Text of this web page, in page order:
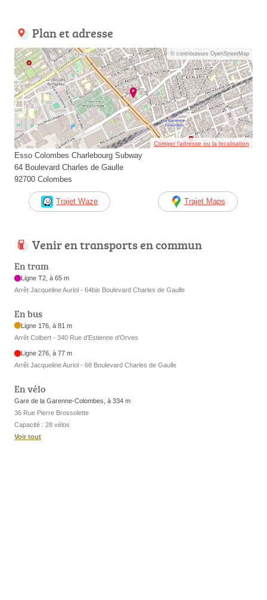
Plan et adresse
© contributeurs OpenStreetMap
Corriger l’adresse ou la localisation
Esso Colombes Charlebourg Subway
64 Boulevard Charles de Gaulle
92700 Colombes
Trajet Waze Trajet Maps
Venir en transports en commun
En tram
Ligne T2, à 65 m
Arrêt Jacqueline Auriol - 64bis Boulevard Charles de Gaulle
En bus
Ligne 176, à 81 m
Arrêt Colbert - 340 Rue d’Estienne d’Orves
Ligne 276, à 77 m
Arrêt Jacqueline Auriol - 68 Boulevard Charles de Gaulle
En vélo
Gare de la Garenne-Colombes, à 334 m
36 Rue Pierre Brossolette
Capacité : 28 vélos
Voir tout